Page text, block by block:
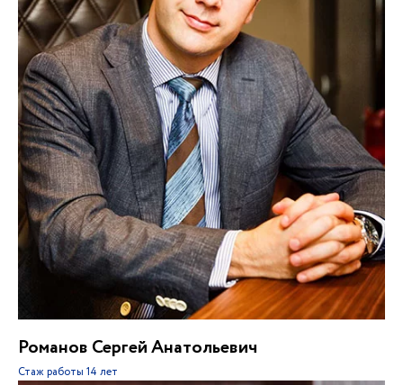
Романов Сергей Анатольевич
Стаж работы 14 лет